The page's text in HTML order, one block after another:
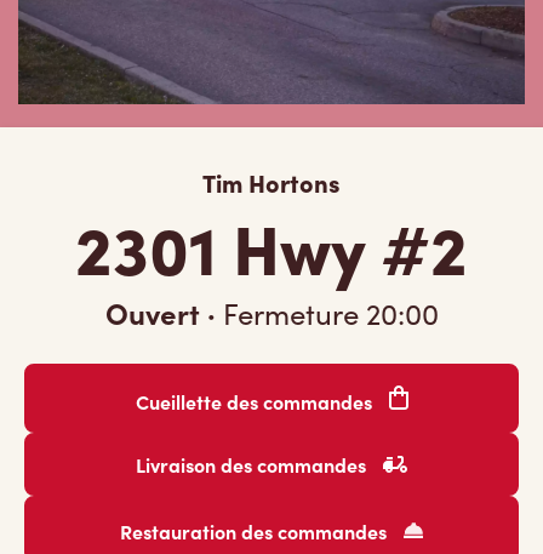
Tim Hortons
2301 Hwy #2
Ouvert · Fermeture 20:00
Cueillette des commandes
Livraison des commandes
Restauration des commandes